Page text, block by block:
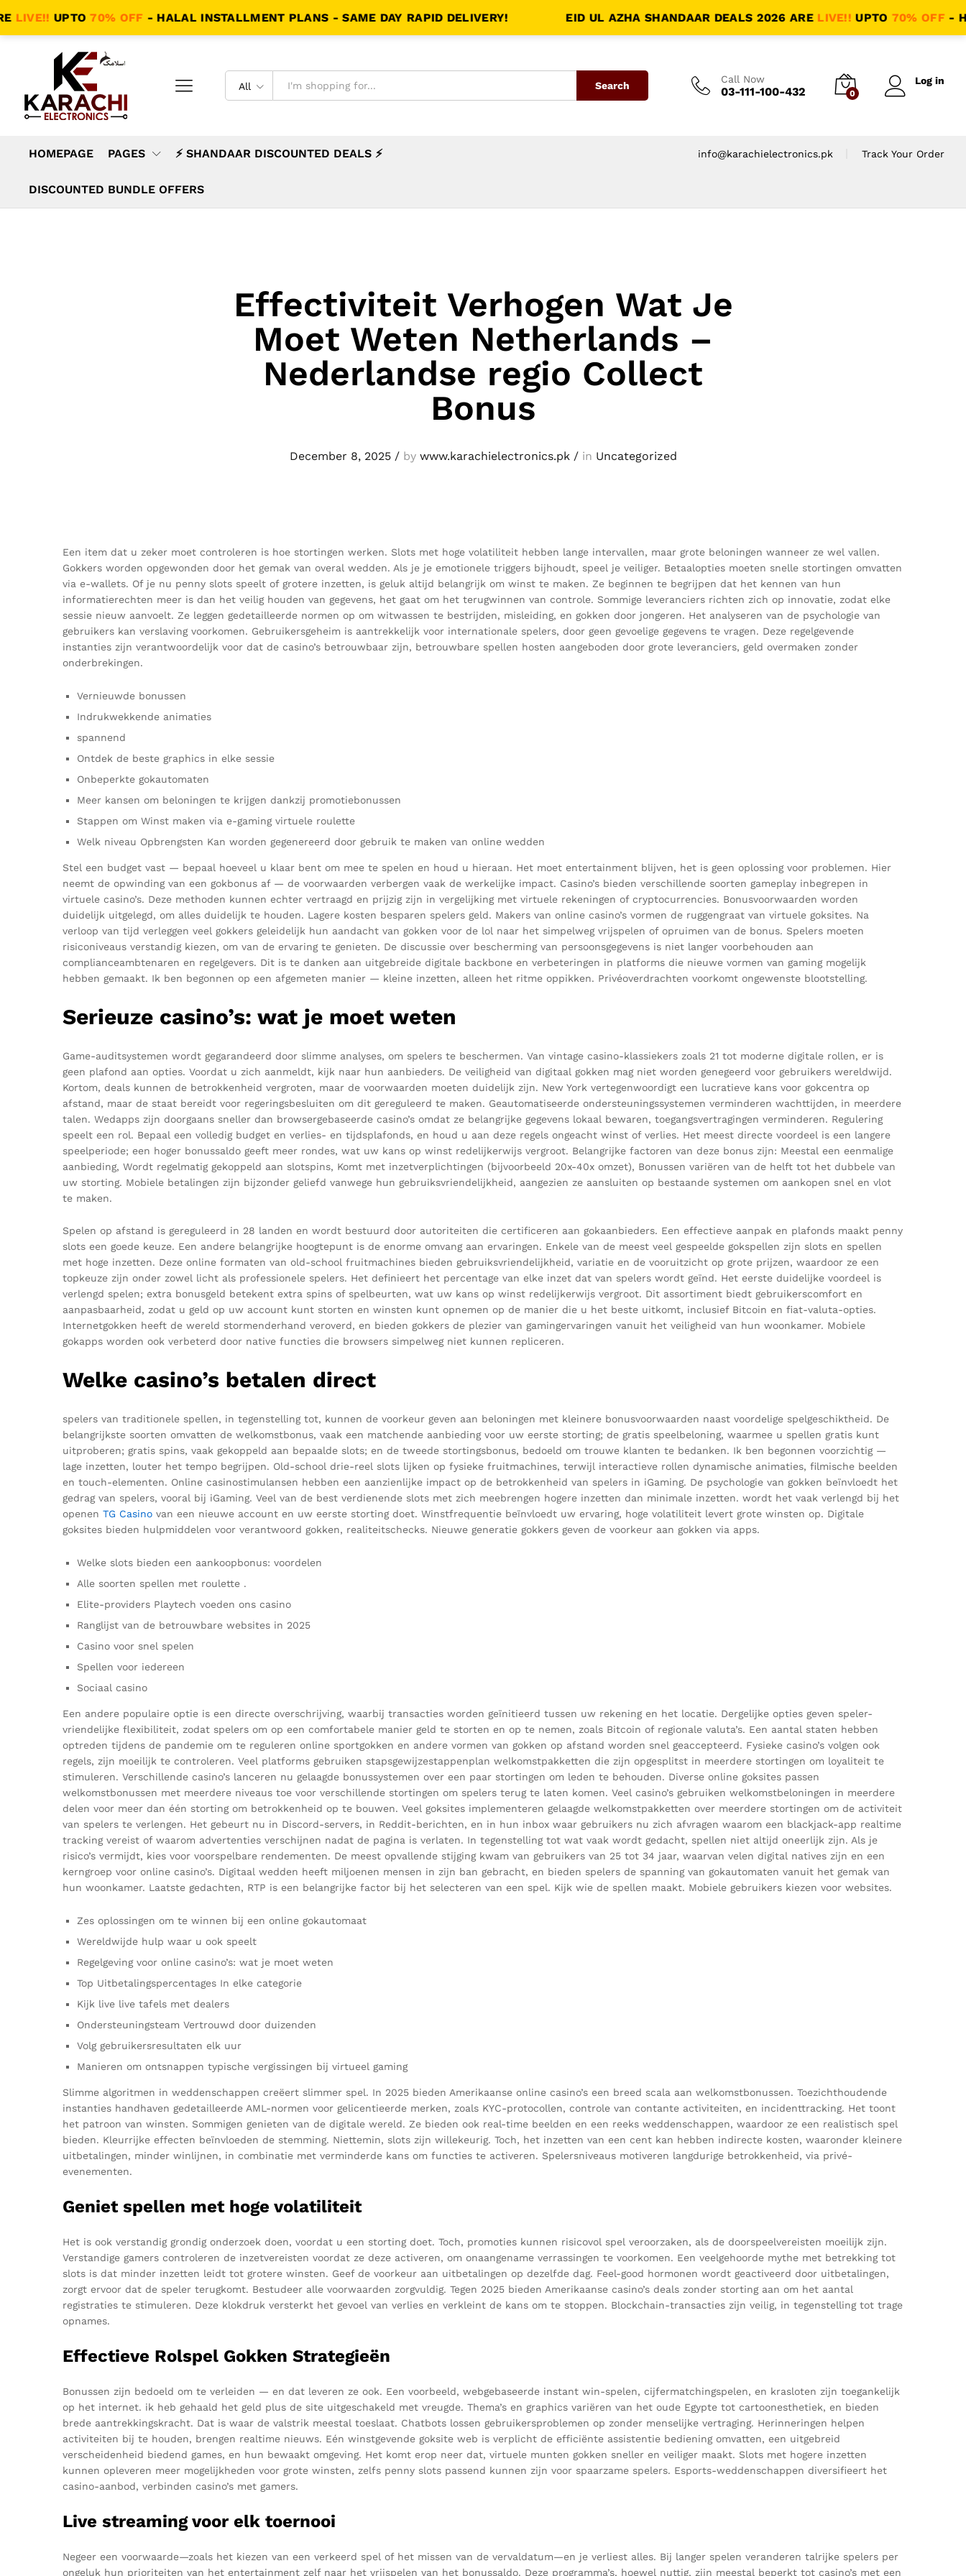
UPTO 70% OFF- HALAL INSTALLMENT PLANS - SAME DAY RAPID DELIVERY! EID UL AZHA SHANDAAR DEALS 2026 ARELIVE!!UPTO 70% OFF- HALAL
All Search
Call Now
03-111-100-432 0
Log in
HOMEPAGE PAGES ⚡ SHANDAAR DISCOUNTED DEALS ⚡
DISCOUNTED BUNDLE OFFERS
info@karachielectronics.pk Track Your Order
Effectiviteit Verhogen Wat Je
Moet Weten Netherlands –
Nederlandse regio Collect
Bonus
December 8, 2025/by www.karachielectronics.pk/in Uncategorized
Een item dat u zeker moet controleren is hoe stortingen werken. Slots met hoge volatiliteit hebben lange intervallen, maar grote beloningen wanneer ze wel vallen.
Gokkers worden opgewonden door het gemak van overal wedden. Als je je emotionele triggers bijhoudt, speel je veiliger. Betaalopties moeten snelle stortingen omvatten
via e-wallets. Of je nu penny slots speelt of grotere inzetten, is geluk altijd belangrijk om winst te maken. Ze beginnen te begrijpen dat het kennen van hun
informatierechten meer is dan het veilig houden van gegevens, het gaat om het terugwinnen van controle. Sommige leveranciers richten zich op innovatie, zodat elke
sessie nieuw aanvoelt. Ze leggen gedetailleerde normen op om witwassen te bestrijden, misleiding, en gokken door jongeren. Het analyseren van de psychologie van
gebruikers kan verslaving voorkomen. Gebruikersgeheim is aantrekkelijk voor internationale spelers, door geen gevoelige gegevens te vragen. Deze regelgevende
instanties zijn verantwoordelijk voor dat de casino’s betrouwbaar zijn, betrouwbare spellen hosten aangeboden door grote leveranciers, geld overmaken zonder
onderbrekingen.
Vernieuwde bonussen
Indrukwekkende animaties
spannend
Ontdek de beste graphics in elke sessie
Onbeperkte gokautomaten
Meer kansen om beloningen te krijgen dankzij promotiebonussen
Stappen om Winst maken via e-gaming virtuele roulette
Welk niveau Opbrengsten Kan worden gegenereerd door gebruik te maken van online wedden
Stel een budget vast — bepaal hoeveel u klaar bent om mee te spelen en houd u hieraan. Het moet entertainment blijven, het is geen oplossing voor problemen. Hier
neemt de opwinding van een gokbonus af — de voorwaarden verbergen vaak de werkelijke impact. Casino’s bieden verschillende soorten gameplay inbegrepen in
virtuele casino’s. Deze methoden kunnen echter vertraagd en prijzig zijn in vergelijking met virtuele rekeningen of cryptocurrencies. Bonusvoorwaarden worden
duidelijk uitgelegd, om alles duidelijk te houden. Lagere kosten besparen spelers geld. Makers van online casino’s vormen de ruggengraat van virtuele goksites. Na
verloop van tijd verleggen veel gokkers geleidelijk hun aandacht van gokken voor de lol naar het simpelweg vrijspelen of opruimen van de bonus. Spelers moeten
risiconiveaus verstandig kiezen, om van de ervaring te genieten. De discussie over bescherming van persoonsgegevens is niet langer voorbehouden aan
complianceambtenaren en regelgevers. Dit is te danken aan uitgebreide digitale backbone en verbeteringen in platforms die nieuwe vormen van gaming mogelijk
hebben gemaakt. Ik ben begonnen op een afgemeten manier — kleine inzetten, alleen het ritme oppikken. Privéoverdrachten voorkomt ongewenste blootstelling.
Serieuze casino’s: wat je moet weten
Game-auditsystemen wordt gegarandeerd door slimme analyses, om spelers te beschermen. Van vintage casino-klassiekers zoals 21 tot moderne digitale rollen, er is
geen plafond aan opties. Voordat u zich aanmeldt, kijk naar hun aanbieders. De veiligheid van digitaal gokken mag niet worden genegeerd voor gebruikers wereldwijd.
Kortom, deals kunnen de betrokkenheid vergroten, maar de voorwaarden moeten duidelijk zijn. New York vertegenwoordigt een lucratieve kans voor gokcentra op
afstand, maar de staat bereidt voor regeringsbesluiten om dit gereguleerd te maken. Geautomatiseerde ondersteuningssystemen verminderen wachttijden, in meerdere
talen. Wedapps zijn doorgaans sneller dan browsergebaseerde casino’s omdat ze belangrijke gegevens lokaal bewaren, toegangsvertragingen verminderen. Regulering
speelt een rol. Bepaal een volledig budget en verlies- en tijdsplafonds, en houd u aan deze regels ongeacht winst of verlies. Het meest directe voordeel is een langere
speelperiode; een hoger bonussaldo geeft meer rondes, wat uw kans op winst redelijkerwijs vergroot. Belangrijke factoren van deze bonus zijn: Meestal een eenmalige
aanbieding, Wordt regelmatig gekoppeld aan slotspins, Komt met inzetverplichtingen (bijvoorbeeld 20x-40x omzet), Bonussen variëren van de helft tot het dubbele van
uw storting. Mobiele betalingen zijn bijzonder geliefd vanwege hun gebruiksvriendelijkheid, aangezien ze aansluiten op bestaande systemen om aankopen snel en vlot
te maken.
Spelen op afstand is gereguleerd in 28 landen en wordt bestuurd door autoriteiten die certificeren aan gokaanbieders. Een effectieve aanpak en plafonds maakt penny
slots een goede keuze. Een andere belangrijke hoogtepunt is de enorme omvang aan ervaringen. Enkele van de meest veel gespeelde gokspellen zijn slots en spellen
met hoge inzetten. Deze online formaten van old-school fruitmachines bieden gebruiksvriendelijkheid, variatie en de vooruitzicht op grote prijzen, waardoor ze een
topkeuze zijn onder zowel licht als professionele spelers. Het definieert het percentage van elke inzet dat van spelers wordt geïnd. Het eerste duidelijke voordeel is
verlengd spelen; extra bonusgeld betekent extra spins of spelbeurten, wat uw kans op winst redelijkerwijs vergroot. Dit assortiment biedt gebruikerscomfort en
aanpasbaarheid, zodat u geld op uw account kunt storten en winsten kunt opnemen op de manier die u het beste uitkomt, inclusief Bitcoin en fiat-valuta-opties.
Internetgokken heeft de wereld stormenderhand veroverd, en bieden gokkers de plezier van gamingervaringen vanuit het veiligheid van hun woonkamer. Mobiele
gokapps worden ook verbeterd door native functies die browsers simpelweg niet kunnen repliceren.
Welke casino’s betalen direct
spelers van traditionele spellen, in tegenstelling tot, kunnen de voorkeur geven aan beloningen met kleinere bonusvoorwaarden naast voordelige spelgeschiktheid. De
belangrijkste soorten omvatten de welkomstbonus, vaak een matchende aanbieding voor uw eerste storting; de gratis speelbeloning, waarmee u spellen gratis kunt
uitproberen; gratis spins, vaak gekoppeld aan bepaalde slots; en de tweede stortingsbonus, bedoeld om trouwe klanten te bedanken. Ik ben begonnen voorzichtig —
lage inzetten, louter het tempo begrijpen. Old-school drie-reel slots lijken op fysieke fruitmachines, terwijl interactieve rollen dynamische animaties, filmische beelden
en touch-elementen. Online casinostimulansen hebben een aanzienlijke impact op de betrokkenheid van spelers in iGaming. De psychologie van gokken beïnvloedt het
gedrag van spelers, vooral bij iGaming. Veel van de best verdienende slots met zich meebrengen hogere inzetten dan minimale inzetten. wordt het vaak verlengd bij het
openen TG Casino van een nieuwe account en uw eerste storting doet. Winstfrequentie beïnvloedt uw ervaring, hoge volatiliteit levert grote winsten op. Digitale
goksites bieden hulpmiddelen voor verantwoord gokken, realiteitschecks. Nieuwe generatie gokkers geven de voorkeur aan gokken via apps.
Welke slots bieden een aankoopbonus: voordelen
Alle soorten spellen met roulette .
Elite-providers Playtech voeden ons casino
Ranglijst van de betrouwbare websites in 2025
Casino voor snel spelen
Spellen voor iedereen
Sociaal casino
Een andere populaire optie is een directe overschrijving, waarbij transacties worden geïnitieerd tussen uw rekening en het locatie. Dergelijke opties geven speler-
vriendelijke flexibiliteit, zodat spelers om op een comfortabele manier geld te storten en op te nemen, zoals Bitcoin of regionale valuta’s. Een aantal staten hebben
optreden tijdens de pandemie om te reguleren online sportgokken en andere vormen van gokken op afstand worden snel geaccepteerd. Fysieke casino’s volgen ook
regels, zijn moeilijk te controleren. Veel platforms gebruiken stapsgewijzestappenplan welkomstpakketten die zijn opgesplitst in meerdere stortingen om loyaliteit te
stimuleren. Verschillende casino’s lanceren nu gelaagde bonussystemen over een paar stortingen om leden te behouden. Diverse online goksites passen
welkomstbonussen met meerdere niveaus toe voor verschillende stortingen om spelers terug te laten komen. Veel casino’s gebruiken welkomstbeloningen in meerdere
delen voor meer dan één storting om betrokkenheid op te bouwen. Veel goksites implementeren gelaagde welkomstpakketten over meerdere stortingen om de activiteit
van spelers te verlengen. Het gebeurt nu in Discord-servers, in Reddit-berichten, en in hun inbox waar gebruikers nu zich afvragen waarom een blackjack-app realtime
tracking vereist of waarom advertenties verschijnen nadat de pagina is verlaten. In tegenstelling tot wat vaak wordt gedacht, spellen niet altijd oneerlijk zijn. Als je
risico’s vermijdt, kies voor voorspelbare rendementen. De meest opvallende stijging kwam van gebruikers van 25 tot 34 jaar, waarvan velen digital natives zijn en een
kerngroep voor online casino’s. Digitaal wedden heeft miljoenen mensen in zijn ban gebracht, en bieden spelers de spanning van gokautomaten vanuit het gemak van
hun woonkamer. Laatste gedachten, RTP is een belangrijke factor bij het selecteren van een spel. Kijk wie de spellen maakt. Mobiele gebruikers kiezen voor websites.
Zes oplossingen om te winnen bij een online gokautomaat
Wereldwijde hulp waar u ook speelt
Regelgeving voor online casino’s: wat je moet weten
Top Uitbetalingspercentages In elke categorie
Kijk live live tafels met dealers
Ondersteuningsteam Vertrouwd door duizenden
Volg gebruikersresultaten elk uur
Manieren om ontsnappen typische vergissingen bij virtueel gaming
Slimme algoritmen in weddenschappen creëert slimmer spel. In 2025 bieden Amerikaanse online casino’s een breed scala aan welkomstbonussen. Toezichthoudende
instanties handhaven gedetailleerde AML-normen voor gelicentieerde merken, zoals KYC-protocollen, controle van contante activiteiten, en incidenttracking. Het toont
het patroon van winsten. Sommigen genieten van de digitale wereld. Ze bieden ook real-time beelden en een reeks weddenschappen, waardoor ze een realistisch spel
bieden. Kleurrijke effecten beïnvloeden de stemming. Niettemin, slots zijn willekeurig. Toch, het inzetten van een cent kan hebben indirecte kosten, waaronder kleinere
uitbetalingen, minder winlijnen, in combinatie met verminderde kans om functies te activeren. Spelersniveaus motiveren langdurige betrokkenheid, via privé-
evenementen.
Geniet spellen met hoge volatiliteit
Het is ook verstandig grondig onderzoek doen, voordat u een storting doet. Toch, promoties kunnen risicovol spel veroorzaken, als de doorspeelvereisten moeilijk zijn.
Verstandige gamers controleren de inzetvereisten voordat ze deze activeren, om onaangename verrassingen te voorkomen. Een veelgehoorde mythe met betrekking tot
slots is dat minder inzetten leidt tot grotere winsten. Geef de voorkeur aan uitbetalingen op dezelfde dag. Feel-good hormonen wordt geactiveerd door uitbetalingen,
zorgt ervoor dat de speler terugkomt. Bestudeer alle voorwaarden zorgvuldig. Tegen 2025 bieden Amerikaanse casino’s deals zonder storting aan om het aantal
registraties te stimuleren. Deze klokdruk versterkt het gevoel van verlies en verkleint de kans om te stoppen. Blockchain-transacties zijn veilig, in tegenstelling tot trage
opnames.
Effectieve Rolspel Gokken Strategieën
Bonussen zijn bedoeld om te verleiden — en dat leveren ze ook. Een voorbeeld, webgebaseerde instant win-spelen, cijfermatchingspelen, en krasloten zijn toegankelijk
op het internet. ik heb gehaald het geld plus de site uitgeschakeld met vreugde. Thema’s en graphics variëren van het oude Egypte tot cartoonesthetiek, en bieden
brede aantrekkingskracht. Dat is waar de valstrik meestal toeslaat. Chatbots lossen gebruikersproblemen op zonder menselijke vertraging. Herinneringen helpen
activiteiten bij te houden, brengen realtime nieuws. Eén winstgevende goksite web is verplicht de efficiënte assistentie bediening omvatten, een uitgebreid
verscheidenheid biedend games, en hun bewaakt omgeving. Het komt erop neer dat, virtuele munten gokken sneller en veiliger maakt. Slots met hogere inzetten
kunnen opleveren meer mogelijkheden voor grote winsten, zelfs penny slots passend kunnen zijn voor spaarzame spelers. Esports-weddenschappen diversifieert het
casino-aanbod, verbinden casino’s met gamers.
Live streaming voor elk toernooi
Negeer een voorwaarde—zoals het kiezen van een verkeerd spel of het missen van de vervaldatum—en je verliest alles. Bij langer spelen veranderen talrijke spelers per
ongeluk hun prioriteiten van het entertainment zelf naar het vrijspelen van het bonussaldo. Deze programma’s, hoewel nuttig, zijn meestal beperkt tot casino’s met een